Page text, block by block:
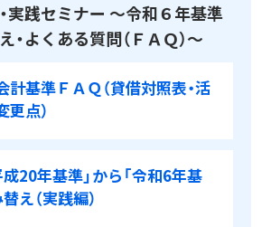
実践セミナー ～令和６年基準
・よくある質問（ＦＡＱ）～
基準ＦＡＱ（貸借対照表・活
点）
20年基準」から「令和6年基
え（実践編）